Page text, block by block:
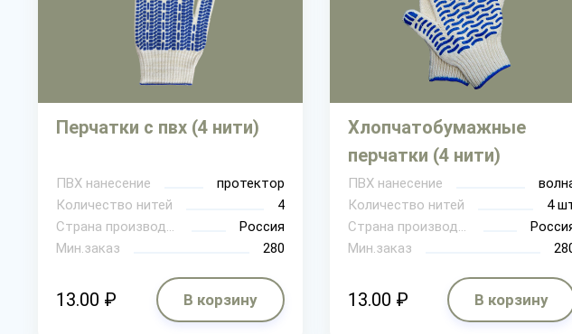
Перчатки с пвх (4 нити)
ПВХ нанесение
протектор
Количество нитей
4
Страна производитель
Россия
Мин.заказ
280
13.00 ₽ В корзину
Хлопчатобумажные
перчатки (4 нити)
ПВХ нанесение
Количество нитей
4
Страна производитель
Мин.заказ
13.00 ₽ В корзину